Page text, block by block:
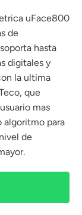
uFace800
de
hasta
digitales y
la ultima
que
mas
algoritmo para
de